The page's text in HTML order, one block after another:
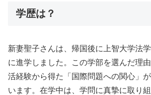
学歴は？
新妻聖子さんは、帰国後に上智大学法
に進学しました。この学部を選んだ理
活経験から得た「国際問題への関心」
います。在学中は、学問に真摯に取り